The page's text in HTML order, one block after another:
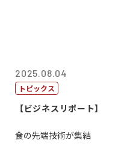
2025.08.04
トピックス
【ビジネスリポート】
食の先端技術が集結